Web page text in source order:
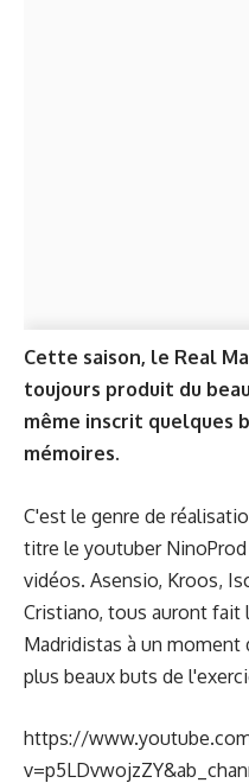
Cette saison, le Real
toujours produit du
même inscrit quelques
mémoires.
C'est le genre de
titre le youtuber NinoProd
vidéos. Asensio, Kroos,
Cristiano, tous auront fait
Madridistas à un moment
plus beaux buts de
https://